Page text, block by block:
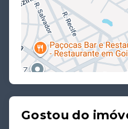
Gostou do